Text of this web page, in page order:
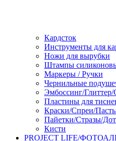
Кардсток
Инструменты для
Ножи для вырубки
Штампы
Маркеры / Ручки
Чернильные
Эмбоссинг/
Пластины для
Краски/Спреи/
Пайетки/Стразы/
Кисти
PROJECT LIFE/